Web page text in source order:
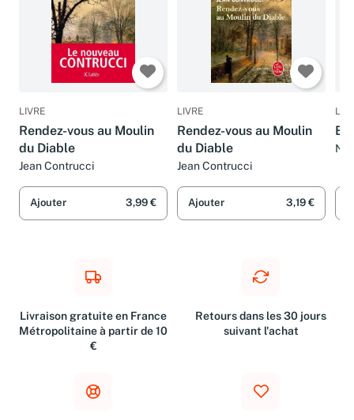
LIVRE
Rendez-vous au Moulin
du Diable
Jean Contrucci
Ajouter 3,99 €
LIVRE
Rendez-vous au Moulin
du Diable
Jean Contrucci
Ajouter 3,19 €
Livraison gratuite en France
Métropolitaine à partir de 10
€
Retours dans les 30 jours
suivant l'achat